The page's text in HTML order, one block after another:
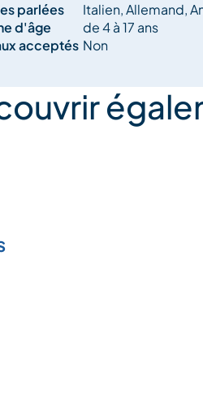
parlées
Italien, Allemand,
d'âge
de 4 à 17 ans
acceptés Non